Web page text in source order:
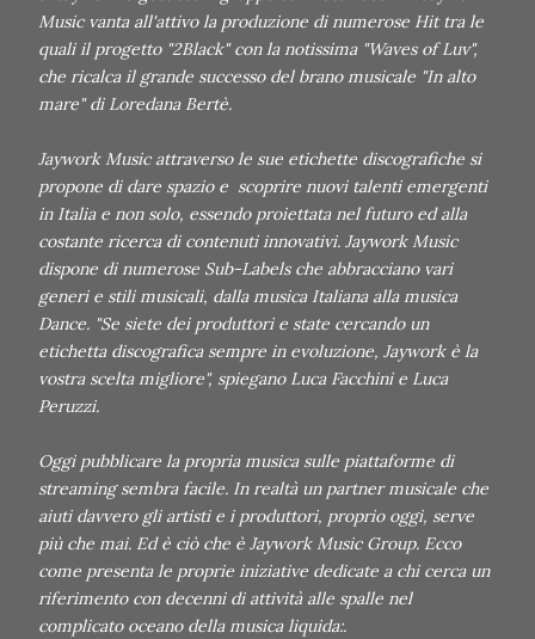
Music vanta all'attivo la produzione di numerose Hit tra le
quali il progetto "2Black" con la notissima "Waves of Luv",
che ricalca il grande successo del brano musicale "In alto
mare" di Loredana Bertè.
Jaywork Music attraverso le sue etichette discografiche si
propone di dare spazio e scoprire nuovi talenti emergenti
in Italia e non solo, essendo proiettata nel futuro ed alla
costante ricerca di contenuti innovativi. Jaywork Music
dispone di numerose Sub-Labels che abbracciano vari
generi e stili musicali, dalla musica Italiana alla musica
Dance. "Se siete dei produttori e state cercando un
etichetta discografica sempre in evoluzione, Jaywork è la
vostra scelta migliore", spiegano Luca Facchini e Luca
Peruzzi.
Oggi pubblicare la propria musica sulle piattaforme di
streaming sembra facile. In realtà un partner musicale che
aiuti davvero gli artisti e i produttori, proprio oggi, serve
più che mai. Ed è ciò che è Jaywork Music Group. Ecco
come presenta le proprie iniziative dedicate a chi cerca un
riferimento con decenni di attività alle spalle nel
complicato oceano della musica liquida:.